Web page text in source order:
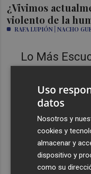
¿Vivimos
violento de la
RAFA LUPIÓN | NACHO
Lo Más
forestales y conatos
El PSOE tilda de
mantenimiento y
baches en las pedanías
Santomera inicia las
de Petanca y avanza
Hockey
Uso
datos
Nosotros y
cookies y
almacenar y
dispositivo y
como su